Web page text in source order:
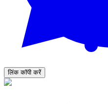
लिंक कॉपी करें